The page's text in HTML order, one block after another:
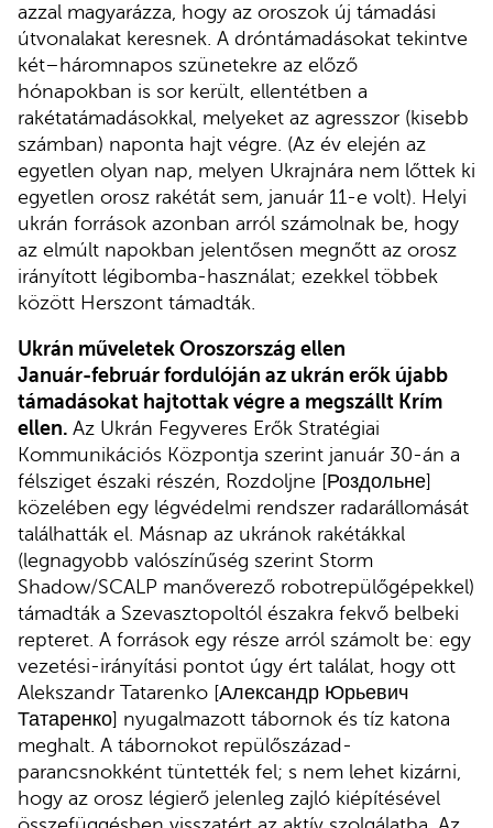
azzal magyarázza, hogy az oroszok új támadási
útvonalakat keresnek. A dróntámadásokat tekintve
két–háromnapos szünetekre az előző
hónapokban is sor került, ellentétben a
rakétatámadásokkal, melyeket az agresszor (kisebb
számban) naponta hajt végre. (Az év elején az
egyetlen olyan nap, melyen Ukrajnára nem lőttek ki
egyetlen orosz rakétát sem, január 11-e volt). Helyi
ukrán források azonban arról számolnak be, hogy
az elmúlt napokban jelentősen megnőtt az orosz
irányított légibomba-használat; ezekkel többek
között Herszont támadták.
Ukrán műveletek Oroszország ellen
Január-február fordulóján az ukrán erők újabb
támadásokat hajtottak végre a megszállt Krím
ellen. Az Ukrán Fegyveres Erők Stratégiai
Kommunikációs Központja szerint január 30-án a
félsziget északi részén, Rozdoljne [Роздольне]
közelében egy légvédelmi rendszer radarállomását
találhatták el. Másnap az ukránok rakétákkal
(legnagyobb valószínűség szerint Storm
Shadow/SCALP manőverező robotrepülőgépekkel)
támadták a Szevasztopoltól északra fekvő belbeki
repteret. A források egy része arról számolt be: egy
vezetési-irányítási pontot úgy ért találat, hogy ott
Alekszandr Tatarenko [Александр Юрьевич
Татаренко] nyugalmazott tábornok és tíz katona
meghalt. A tábornokot repülőszázad-
parancsnokként tüntették fel; s nem lehet kizárni,
hogy az orosz légierő jelenleg zajló kiépítésével